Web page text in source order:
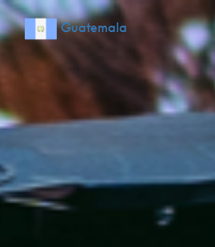
Guatemala